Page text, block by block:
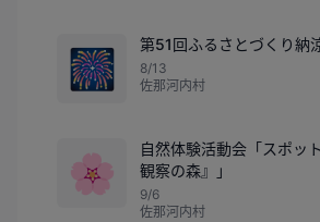
🎆
第51回ふるさとづくり納
8/13
佐那河内村
🌸
自然体験活動会「スポ
観察の森』」
9/6
佐那河内村